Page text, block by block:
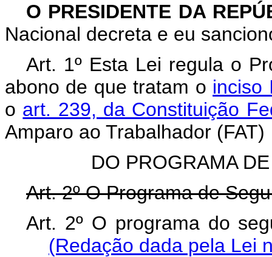
O PRESIDENTE DA
Nacional decreta e eu
Art. 1º Esta Lei regula o
abono de que tratam o inciso
o art. 239, da Constituição
Amparo ao Trabalhador (FAT)
DO PROGRAMA
Art. 2º O Programa de
Art. 2º O programa do
(Redação dada pela Lei